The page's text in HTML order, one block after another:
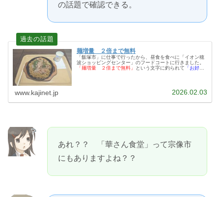
の話題で確認できる。
麺増量 ２倍まで無料
「飯塚市」に仕事で行ったから、昼食を食べに「イオン穂
波ショッピングセンター」のフードコートに行きました。
「麺増量 ２倍まで無料」 という文字に釣られて
「お好み
www.kajinet.jp 2026.02.03
あれ？？ 「華さん食堂」って宗像市
にもありますよね？？